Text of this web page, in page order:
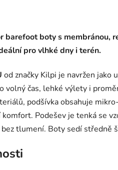
barefoot boty s membránou,
pro vlhké dny i terén.
od značky Kilpi je navržen jako
volný čas, lehké výlety i
podšívka obsahuje
Podešev je tenká se
tlumení. Boty sedí středně